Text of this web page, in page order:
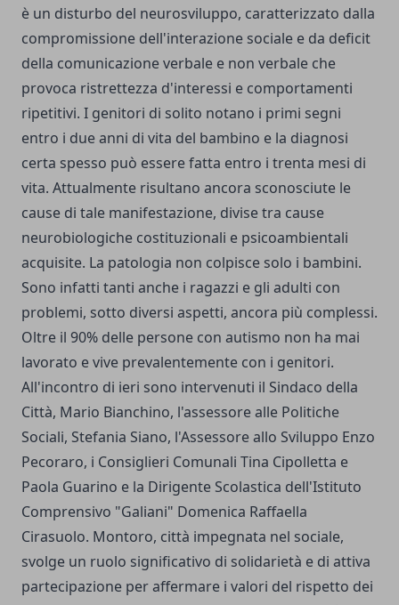
è un disturbo del neurosviluppo, caratterizzato dalla
compromissione dell'interazione sociale e da deficit
della comunicazione verbale e non verbale che
provoca ristrettezza d'interessi e comportamenti
ripetitivi. I genitori di solito notano i primi segni
entro i due anni di vita del bambino e la diagnosi
certa spesso può essere fatta entro i trenta mesi di
vita. Attualmente risultano ancora sconosciute le
cause di tale manifestazione, divise tra cause
neurobiologiche costituzionali e psicoambientali
acquisite. La patologia non colpisce solo i bambini.
Sono infatti tanti anche i ragazzi e gli adulti con
problemi, sotto diversi aspetti, ancora più complessi.
Oltre il 90% delle persone con autismo non ha mai
lavorato e vive prevalentemente con i genitori.
All'incontro di ieri sono intervenuti il Sindaco della
Città, Mario Bianchino, l'assessore alle Politiche
Sociali, Stefania Siano, l'Assessore allo Sviluppo Enzo
Pecoraro, i Consiglieri Comunali Tina Cipolletta e
Paola Guarino e la Dirigente Scolastica dell'Istituto
Comprensivo "Galiani" Domenica Raffaella
Cirasuolo. Montoro, città impegnata nel sociale,
svolge un ruolo significativo di solidarietà e di attiva
partecipazione per affermare i valori del rispetto dei